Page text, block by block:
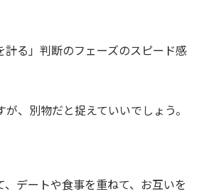
計る」判断のフェーズのスピード感
、別物だと捉えていいでしょう。
デートや食事を重ねて、お互いを